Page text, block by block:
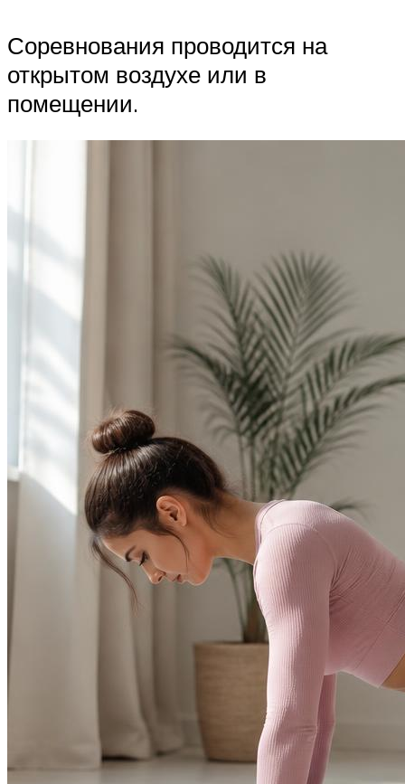
Соревнования проводится на
открытом воздухе или в
помещении.